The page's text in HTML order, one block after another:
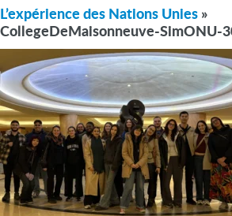
L’expérience des Nations Unies »
CollegeDeMaisonneuve-SimONU-